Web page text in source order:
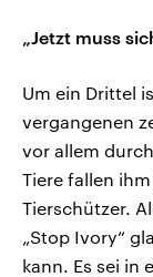
„Jetzt muss
Um ein Drittel
vergangenen
vor allem
Tiere fallen
Tierschützer.
„Stop Ivory“
kann. Es sei in